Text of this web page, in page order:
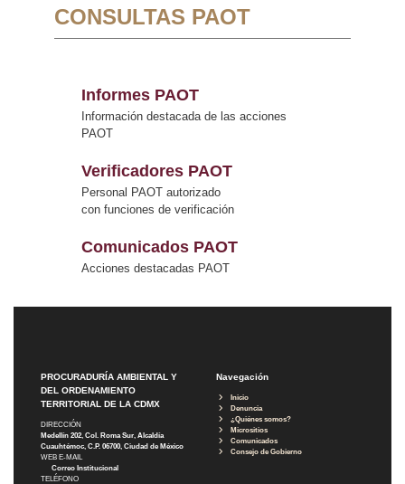
CONSULTAS PAOT
Informes PAOT
Información destacada de las acciones
PAOT
Verificadores PAOT
Personal PAOT autorizado
con funciones de verificación
Comunicados PAOT
Acciones destacadas PAOT
PROCURADURÍA AMBIENTAL Y
DEL ORDENAMIENTO
TERRITORIAL DE LA CDMX
DIRECCIÓN
Medellín 202, Col. Roma Sur, Alcaldía
Cuauhtémoc, C.P. 06700, Ciudad de México
WEB E-MAIL
Correo Institucional
TELÉFONO
Navegación
Inicio
Denuncia
¿Quiénes somos?
Micrositios
Comunicados
Consejo de Gobierno